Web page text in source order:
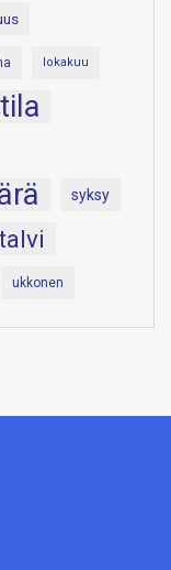
lokakuu
syksy
talvi
ukkonen